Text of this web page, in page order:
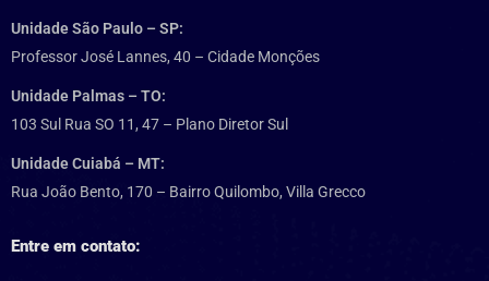
Unidade São Paulo – SP:
Professor José Lannes, 40 – Cidade Monções
Unidade Palmas – TO:
103 Sul Rua SO 11, 47 – Plano Diretor Sul
Unidade Cuiabá – MT:
Rua João Bento, 170 – Bairro Quilombo, Villa Grecco
Entre em contato: